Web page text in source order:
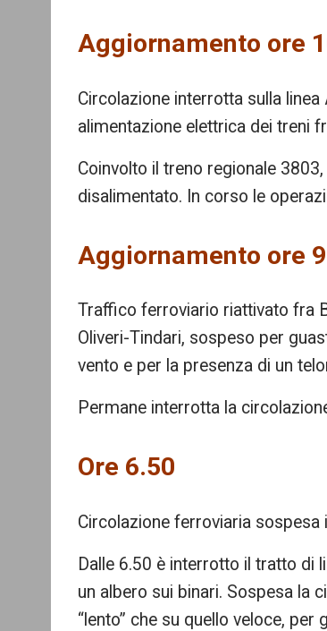
Aggiornamento ore
Circolazione interrotta sulla
alimentazione elettrica dei treni
Coinvolto il treno regionale
disalimentato. In corso le
Aggiornamento ore
Traffico ferroviario riattivato fra
Oliveri-Tindari, sospeso per
vento e per la presenza di un
Permane interrotta la
Ore 6.50
Circolazione ferroviaria
Dalle 6.50 è interrotto il tratto di
un albero sui binari. Sospesa la
“lento” che su quello veloce,